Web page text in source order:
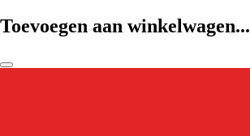
Toevoegen aan winkelwagen...